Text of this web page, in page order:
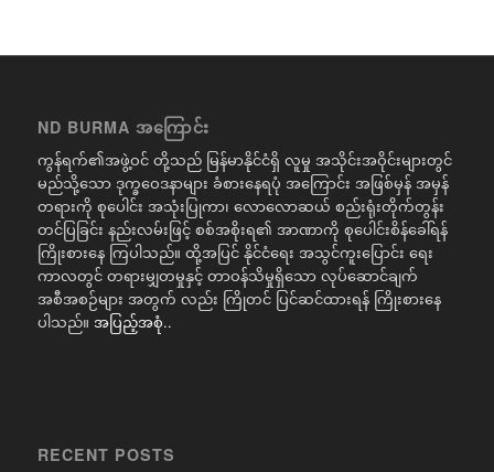
ND BURMA အကြောင်း
ကွန်ရက်၏အဖွဲ့ဝင် တို့သည် မြန်မာနိုင်ငံရှိ လူမှု အသိုင်းအဝိုင်းများတွင်
မည်သို့သော ဒုက္ခဝေဒနာများ ခံစားနေရပုံ အကြောင်း အဖြစ်မှန် အမှန်
တရားကို စုပေါင်း အသုံးပြုကာ၊ လောလောဆယ် စည်းရုံးတိုက်တွန်း
တင်ပြခြင်း နည်းလမ်းဖြင့် စစ်အစိုးရ၏ အာဏာကို စုပေါင်းစိန်ခေါ်ရန်
ကြိုးစားနေ ကြပါသည်။ ထို့အပြင် နိုင်ငံရေး အသွင်ကူးပြောင်း ရေး
ကာလတွင် တရားမျှတမှုနှင့် တာဝန်သိမှုရှိသော လုပ်ဆောင်ချက်
အစီအစဉ်များ အတွက် လည်း ကြိုတင် ပြင်ဆင်ထားရန် ကြိုးစားနေ
ပါသည်။ အပြည့်အစုံ..
RECENT POSTS